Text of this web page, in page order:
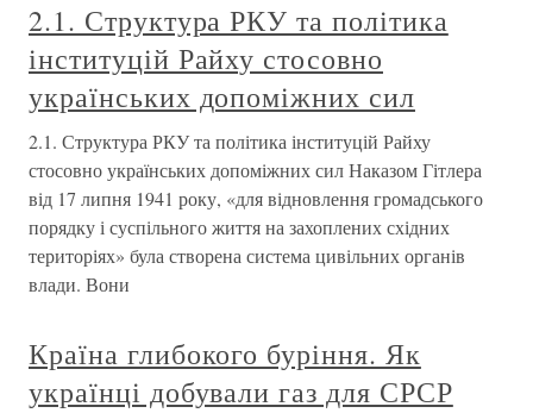
2.1. Структура РКУ та політика
інституцій Райху стосовно
українських допоміжних сил
2.1. Структура РКУ та політика інституцій Райху
стосовно українських допоміжних сил Наказом Гітлера
від 17 липня 1941 року, «для відновлення громадського
порядку і суспільного життя на захоплених східних
територіях» була створена система цивільних органів
влади. Вони
Країна глибокого буріння. Як
українці добували газ для СРСР